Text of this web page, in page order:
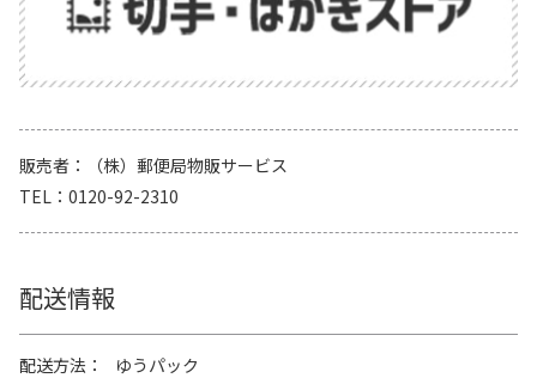
販売者
（株）郵便局物販サービス
TEL
0120-92-2310
配送情報
配送方法
ゆうパック